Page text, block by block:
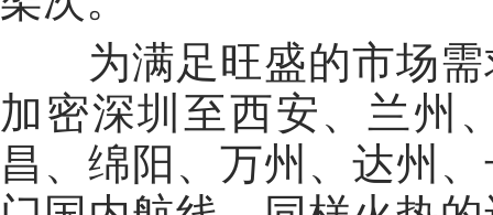
为满足旺盛的市场需
加密深圳至西安、兰州
昌、绵阳、万州、达州